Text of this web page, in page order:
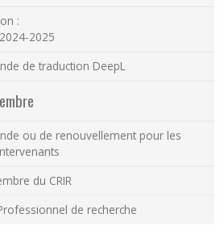
:
2025
de traduction DeepL
ou de renouvellement pour les
du CRIR
de recherche